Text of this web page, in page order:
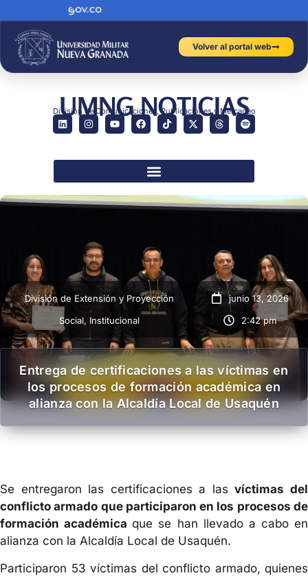
Volver al portal web
UMNG NOTICIAS
División de Comunicaciones, Publicaciones y Mercadeo
División de Extensión y Proyección
Social, Institucional
junio 13, 2026
2:42 pm
Entrega de certificaciones a las víctimas en
los procesos de formación académica en
alianza con la Alcaldía Local de Usaquén
Se entregaron las certificaciones a lasvíctimas del
conflicto armado que participaron en los procesos de
formación académicaque se han llevado a cabo en
alianza con la Alcaldía Local de Usaquén.
Participaron 53 víctimas del conflicto armado, quienes